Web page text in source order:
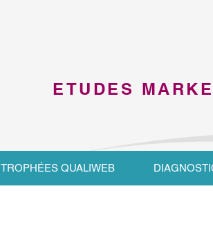
ETUDES
TROPHÉES QUALIWEB